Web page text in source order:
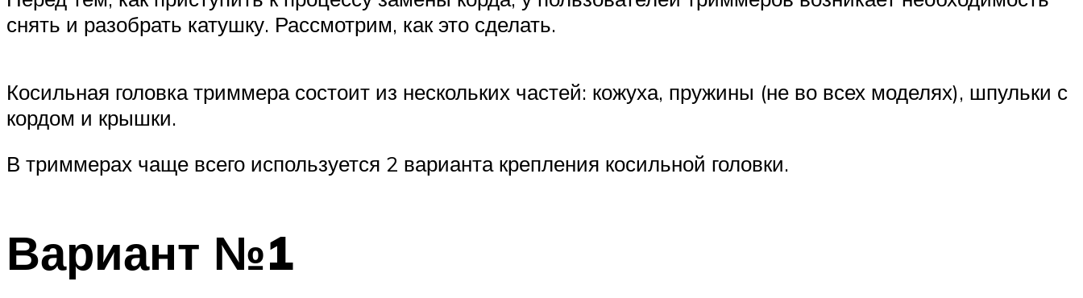
снять и разобрать катушку. Рассмотрим, как это сделать.
Косильная головка триммера состоит из нескольких частей: кожуха, пружины (не во всех моделях), шпульки с
кордом и крышки.
В триммерах чаще всего используется 2 варианта крепления косильной головки.
Вариант №1